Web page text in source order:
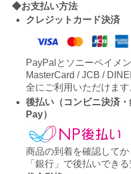
◆お支払い方法
クレジットカード決済
PayPalとソニーペイメ
MasterCard / JCB /
全にご利用いただけます
後払い（コンビニ決済
Pay）
商品の到着を確認してか
「銀行」で後払いでき